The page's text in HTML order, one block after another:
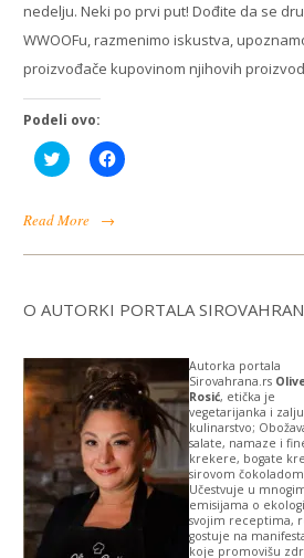
nedelju. Neki po prvi put! Dođite da se
WWOOFu, razmenimo iskustva,
proizvođače kupovinom njihovih
Podeli ovo:
Click
to
Twitter
(Opens
new
Click
to
new
Read More →
O AUTORKI PORTALA
Autorka portala
Sirovahrana.rs
Rosić, etička je
vegetarijanka i
kulinarstvo;
salate, namaze i
krekere, bogate
sirovom
Učestvuje u
emisijama o
svojim receptima,
gostuje na
koje promovišu